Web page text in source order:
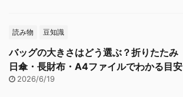
読み物 豆知識
バッグの大きさはどう選ぶ？折りたたみ
日傘・長財布・A4ファイルでわかる目安
2026/6/19